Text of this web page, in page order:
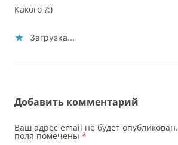
Какого ?:)
Загрузка...
Добавить комментарий
Ваш адрес email не будет опубликован.
поля помечены *